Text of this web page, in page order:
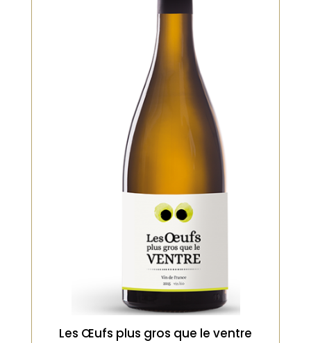
Blanc, Bio
Vin blanc gourmand, avec du
volume en bouche, fruité, rondeur
et sucrosité, très belle longueur en
VOIR LE PRODUIT
Les Œufs plus gros que le ventre